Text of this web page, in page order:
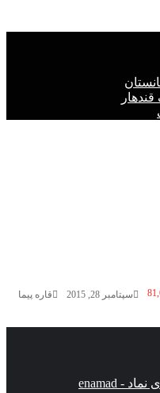
قاره پیما سپتامبر 28, 2015